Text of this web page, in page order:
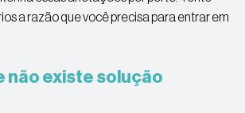
a razão que você precisa para entrar em
não existe solução